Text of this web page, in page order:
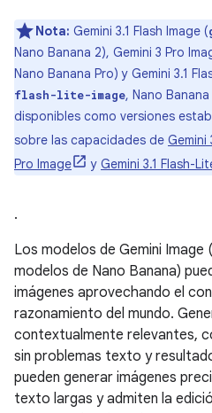
Nota: Gemini 3.1 Flash Image (
Nano Banana 2), Gemini 3 Pro
Nano Banana Pro) y Gemini 3.1
flash-lite-image, Nano
disponibles como versiones
sobre las capacidades de Gemini
Pro Image
y Gemini 3.1 Flash-
.
Los modelos de Gemini
modelos de Nano Banana)
imágenes aprovechando el
razonamiento del mundo.
contextualmente relevantes,
sin problemas texto y
pueden generar imágenes
texto largas y admiten la